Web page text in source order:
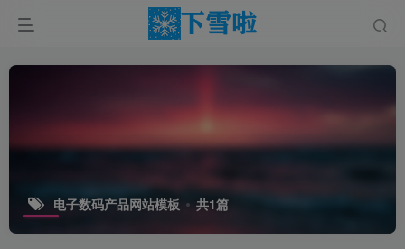
电子数码产品网站模板 共1篇